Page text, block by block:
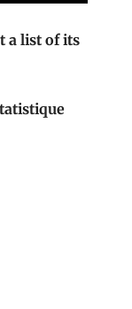
a list of its